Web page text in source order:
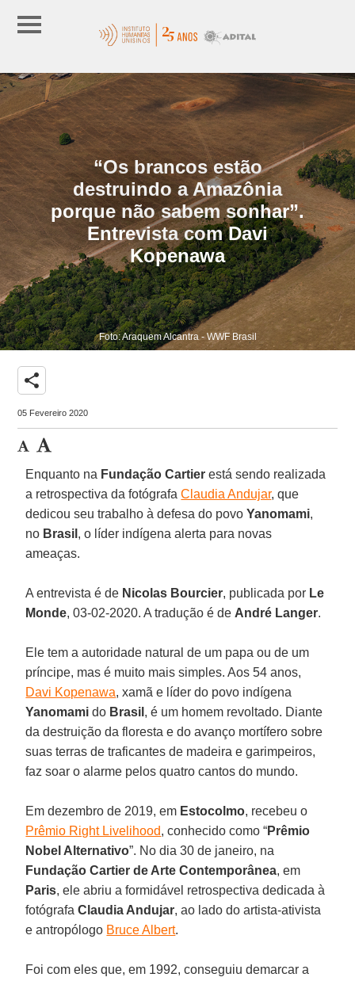
“Os brancos estão
destruindo a Amazônia
porque não sabem sonhar”.
Entrevista com Davi
Kopenawa
Foto: Araquem Alcantra - WWF Brasil
share
05 Fevereiro 2020
Enquanto na Fundação Cartier está sendo realizada
a retrospectiva da fotógrafaClaudia Andujar, que
dedicou seu trabalho à defesa do povoYanomami,
no Brasil , o líder indígena alerta para novas
ameaças.
A entrevista é de Nicolas Bourcier, publicada por Le
Monde, 03-02-2020. A tradução é de André Langer.
Ele tem a autoridade natural de um papa ou de um
príncipe, mas é muito mais simples. Aos 54 anos,
Davi Kopenawa, xamã e líder do povo indígena
Yanomami do Brasil , é um homem revoltado. Diante
da destruição da floresta e do avanço mortífero sobre
suas terras de traficantes de madeira e garimpeiros,
faz soar o alarme pelos quatro cantos do mundo.
Em dezembro de 2019, em Estocolmo, recebeu o
Prêmio Right Livelihood, conhecido como “Prêmio
Nobel Alternativo”. No dia 30 de janeiro, na
Fundação Cartier de Arte Contemporânea, em
Paris, ele abriu a formidável retrospectiva dedicada à
fotógrafaClaudia Andujar, ao lado do artista-ativista
e antropólogo Bruce Albert.
Foi com eles que, em 1992, conseguiu demarcar a